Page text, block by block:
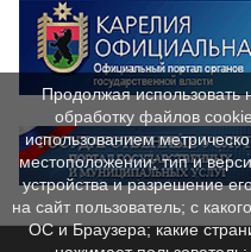
Продолжая использовать
обработку файлов
использованием
местоположении; тип и
устройства и разрешение
на сайт пользователь; с
ОС и Браузера; какие